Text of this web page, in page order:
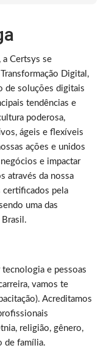
a Certsys se
Digital,
de soluções digitais
tendências e
poderosa,
ágeis e flexíveis
ações e unidos
e impactar
através da nossa
certificados pela
uma das
Brasil.
e pessoas
vamos te
Acreditamos
religião, gênero,
de família.